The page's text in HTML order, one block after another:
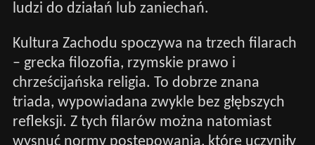
ludzi do działań lub zaniechań.
Kultura Zachodu spoczywa na trzech filarach
– grecka filozofia, rzymskie prawo i
chrześcijańska religia. To dobrze znana
triada, wypowiadana zwykle bez głębszych
refleksji. Z tych filarów można natomiast